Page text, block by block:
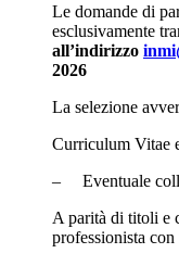
Le domande di
esclusivamente
all’indirizzo
2026
La selezione
Curriculum Vitae
– Eventuale
A parità di titoli e
professionista